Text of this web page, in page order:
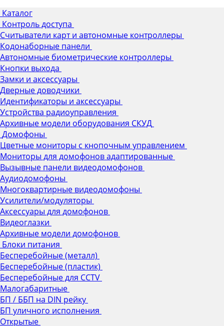
Каталог
Контроль доступа
Считыватели карт и автономные контроллеры
Кодонаборные панели
Автономные биометрические контроллеры
Кнопки выхода
Замки и аксессуары
Дверные доводчики
Идентификаторы и аксессуары
Устройства радиоуправления
Архивные модели оборудования СКУД
Домофоны
Цветные мониторы с кнопочным управлением
Мониторы для домофонов адаптированные
Вызывные панели видеодомофонов
Аудиодомофоны
Многоквартирные видеодомофоны
Усилители/модуляторы
Аксессуары для домофонов
Видеоглазки
Архивные модели домофонов
Блоки питания
Бесперебойные (металл)
Бесперебойные (пластик)
Бесперебойные для CCTV
Малогабаритные
БП / ББП на DIN рейку
БП уличного исполнения
Открытые